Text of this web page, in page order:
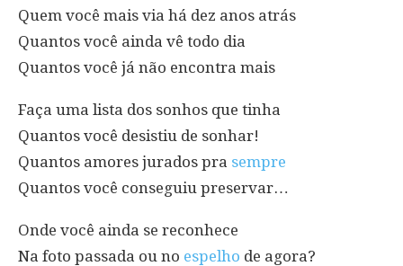
Quem você mais via há dez anos atrás
Quantos você ainda vê todo dia
Quantos você já não encontra mais
Faça uma lista dos sonhos que tinha
Quantos você desistiu de sonhar!
Quantos amores jurados pra sempre
Quantos você conseguiu preservar…
Onde você ainda se reconhece
Na foto passada ou no espelho de agora?